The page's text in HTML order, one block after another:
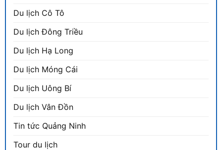
Du lịch Cô Tô
Du lịch Đông Triều
Du lịch Hạ Long
Du lịch Móng Cái
Du lịch Uông Bí
Du lịch Vân Đồn
Tin tức Quảng Ninh
Tour du lịch